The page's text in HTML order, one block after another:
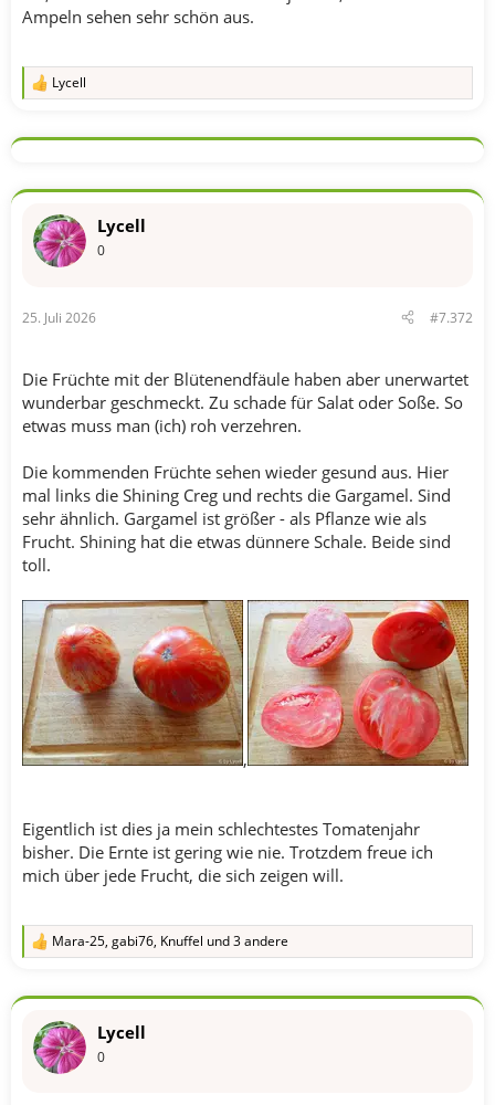
Ampeln sehen sehr schön aus.
R
k
o
e
n
Lycell
Lycell
0
25. Juli 2026 #7.372
Die Früchte mit der Blütenendfäule haben aber unerwartet
wunderbar geschmeckt. Zu schade für Salat oder Soße. So
etwas muss man (ich) roh verzehren.
Die kommenden Früchte sehen wieder gesund aus. Hier
mal links die Shining Creg und rechts die Gargamel. Sind
sehr ähnlich. Gargamel ist größer - als Pflanze wie als
Frucht. Shining hat die etwas dünnere Schale. Beide sind
toll.
,
Eigentlich ist dies ja mein schlechtestes Tomatenjahr
bisher. Die Ernte ist gering wie nie. Trotzdem freue ich
mich über jede Frucht, die sich zeigen will.
R
k
o
Mara-25, gabi76, Knuffel und 3 andere
Lycell
0